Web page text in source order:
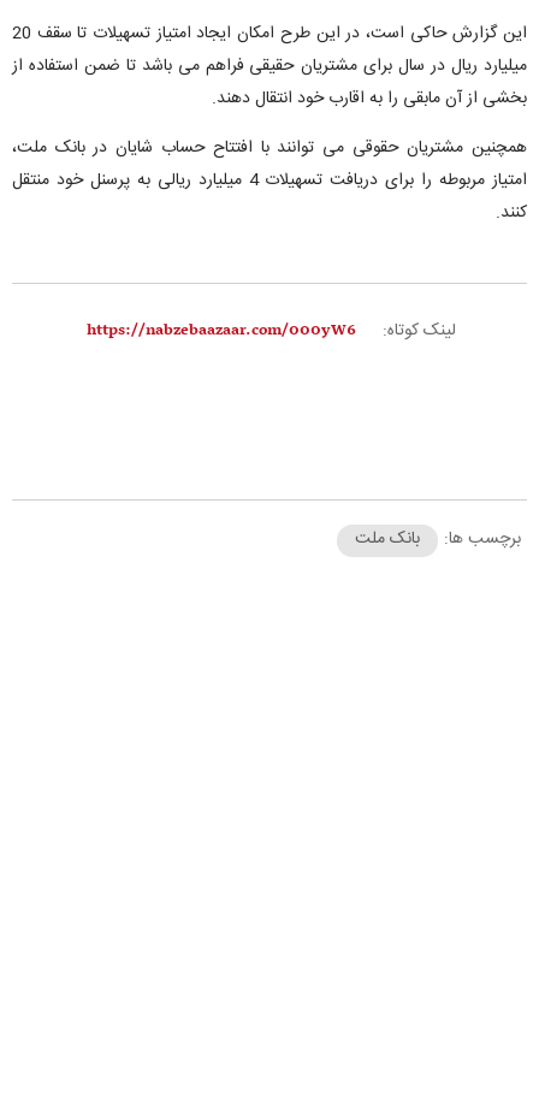
این گزارش حاکی است، در این طرح امکان ایجاد امتیاز تسهیلات تا سقف 20
میلیارد ریال در سال برای مشتریان حقیقی فراهم می باشد تا ضمن استفاده از
بخشی از آن مابقی را به اقارب خود انتقال دهند.
همچنین مشتریان حقوقی می توانند با افتتاح حساب شایان در بانک ملت،
امتیاز مربوطه را برای دریافت تسهیلات 4 میلیارد ریالی به پرسنل خود منتقل
کنند.
لینک کوتاه:
برچسب ها: بانک ملت